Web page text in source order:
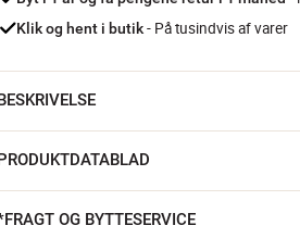
Klik og hent i butik - På tusindvis af varer
Holder varmt i 12 timer og koldt i 24 timer
OG BYTTESERVICE